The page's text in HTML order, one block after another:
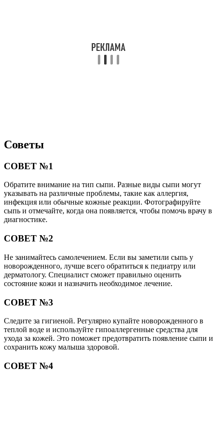
Советы
СОВЕТ №1
Обратите внимание на тип сыпи. Разные виды сыпи могут
указывать на различные проблемы, такие как аллергия,
инфекция или обычные кожные реакции. Фотографируйте
сыпь и отмечайте, когда она появляется, чтобы помочь врачу в
диагностике.
СОВЕТ №2
Не занимайтесь самолечением. Если вы заметили сыпь у
новорожденного, лучше всего обратиться к педиатру или
дерматологу. Специалист сможет правильно оценить
состояние кожи и назначить необходимое лечение.
СОВЕТ №3
Следите за гигиеной. Регулярно купайте новорожденного в
теплой воде и используйте гипоаллергенные средства для
ухода за кожей. Это поможет предотвратить появление сыпи и
сохранить кожу малыша здоровой.
СОВЕТ №4